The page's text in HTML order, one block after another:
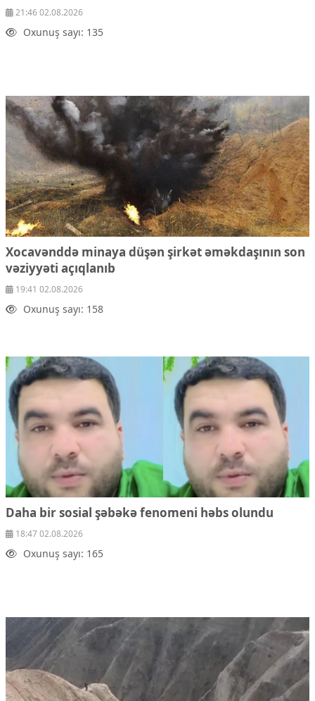
21:46 02.08.2026
Oxunuş sayı: 135
Xocavənddə minaya düşən şirkət əməkdaşının son
vəziyyəti açıqlanıb
19:41 02.08.2026
Oxunuş sayı: 158
Daha bir sosial şəbəkə fenomeni həbs olundu
18:47 02.08.2026
Oxunuş sayı: 165